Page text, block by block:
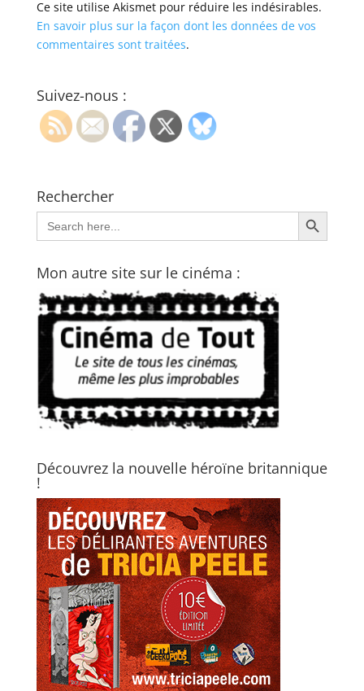
Ce site utilise Akismet pour réduire les indésirables.
En savoir plus sur la façon dont les données de vos
commentaires sont traitées.
Suivez-nous :
Rechercher
Search
for:
Search Button
Mon autre site sur le cinéma :
Découvrez la nouvelle héroïne britannique
!